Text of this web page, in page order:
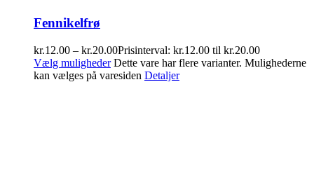
Fennikelfrø
kr.12.00 – kr.20.00Prisinterval: kr.12.00 til kr.20.00
Vælg muligheder Dette vare har flere varianter. Mulighederne
kan vælges på varesiden Detaljer